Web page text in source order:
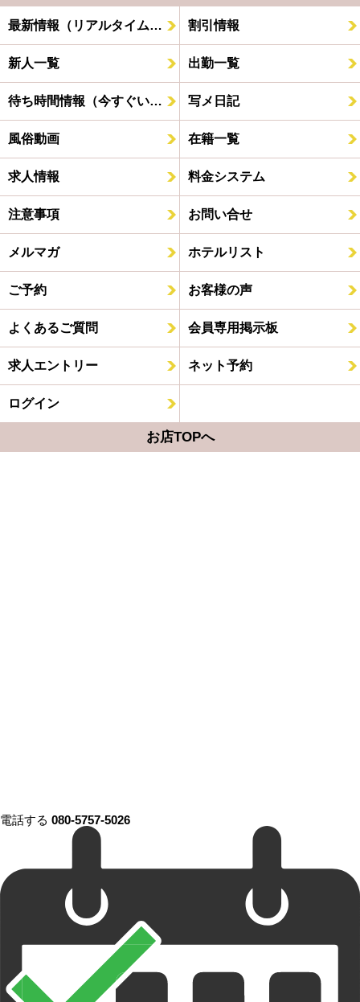
最新情報（リアルタイム速報） 割引情報
新人一覧 出勤一覧
待ち時間情報（今すぐいける娘） 写メ日記
風俗動画 在籍一覧
求人情報 料金システム
注意事項 お問い合せ
メルマガ ホテルリスト
ご予約 お客様の声
よくあるご質問 会員専用掲示板
求人エントリー ネット予約
ログイン
お店TOPへ
電話する 080-5757-5026